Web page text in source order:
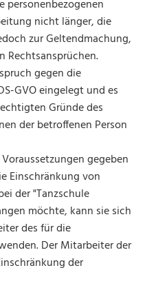
nicht länger, die
zur Geltendmachung,
Rechtsansprüchen.
gegen die
GVO eingelegt und es
Gründe des
der betroffenen Person
gegeben
Einschränkung von
der "Tanzschule
möchte, kann sie sich
des für die
Der Mitarbeiter der
der